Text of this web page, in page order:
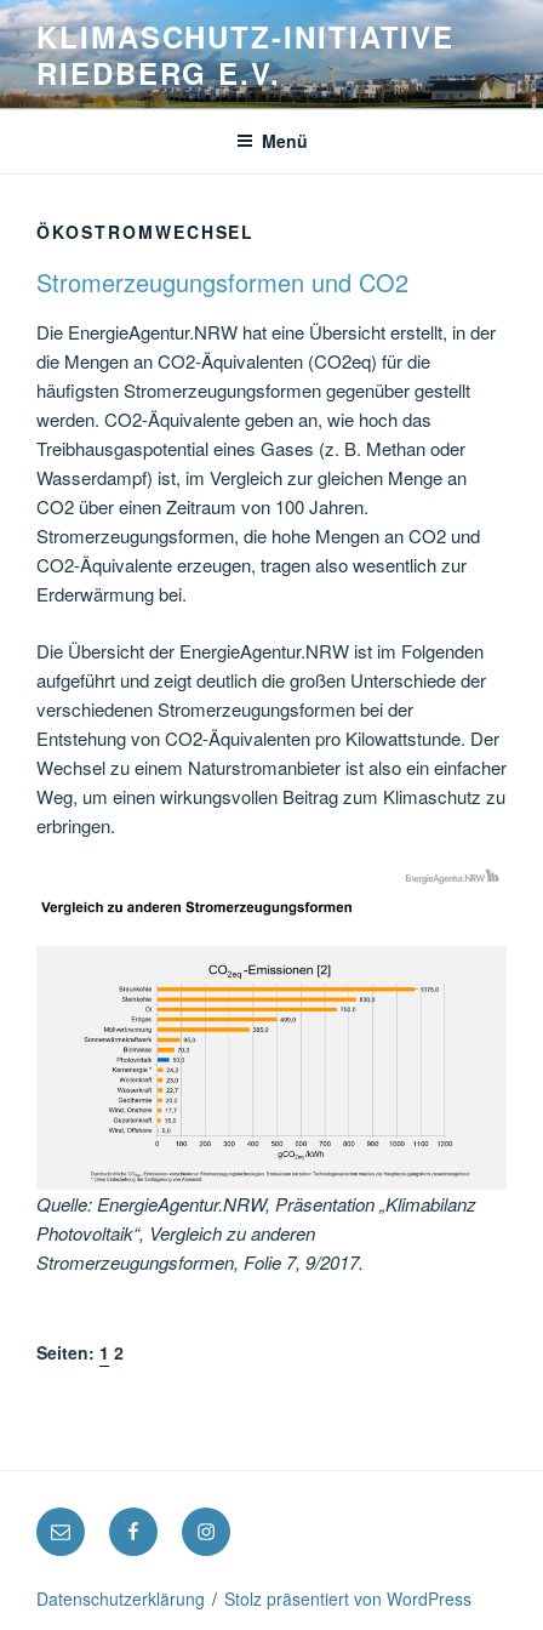
Zum
Inhalt
springen
KLIMASCHUTZ-INITIATIVE
RIEDBERG E.V.
Menü
ÖKOSTROMWECHSEL
Stromerzeugungsformen und CO2
Die EnergieAgentur.NRW hat eine Übersicht erstellt, in der
die Mengen an CO2-Äquivalenten (CO2eq) für die
häufigsten Stromerzeugungsformen gegenüber gestellt
werden. CO2-Äquivalente geben an, wie hoch das
Treibhausgaspotential eines Gases (z. B. Methan oder
Wasserdampf) ist, im Vergleich zur gleichen Menge an
CO2 über einen Zeitraum von 100 Jahren.
Stromerzeugungsformen, die hohe Mengen an CO2 und
CO2-Äquivalente erzeugen, tragen also wesentlich zur
Erderwärmung bei.
Die Übersicht der EnergieAgentur.NRW ist im Folgenden
aufgeführt und zeigt deutlich die großen Unterschiede der
verschiedenen Stromerzeugungsformen bei der
Entstehung von CO2-Äquivalenten pro Kilowattstunde. Der
Wechsel zu einem Naturstromanbieter ist also ein einfacher
Weg, um einen wirkungsvollen Beitrag zum Klimaschutz zu
erbringen.
Quelle: EnergieAgentur.NRW, Präsentation „Klimabilanz
Photovoltaik“, Vergleich zu anderen
Stromerzeugungsformen, Folie 7, 9/2017.
Seiten: 1 2
E-
Mail:
FacebookInstagram
Datenschutzerklärung Stolz präsentiert von WordPress